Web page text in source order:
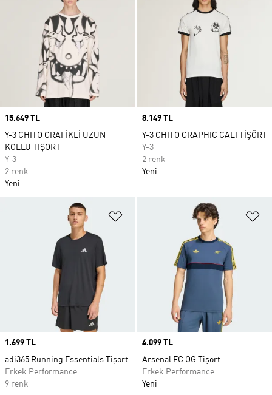
Price
15.649 TL
Y-3 CHITO GRAFİKLİ UZUN
KOLLU TİŞÖRT
Y-3
2 renk
Yeni
Price
8.149 TL
Y-3 CHITO GRAPHIC CALI TİŞÖRT
Y-3
2 renk
Yeni
Favori Listesine Ekle
Price
1.699 TL
adi365 Running Essentials Tişört
Erkek Performance
9 renk
Price
4.099 TL
Arsenal FC OG Tişört
Erkek Performance
Yeni